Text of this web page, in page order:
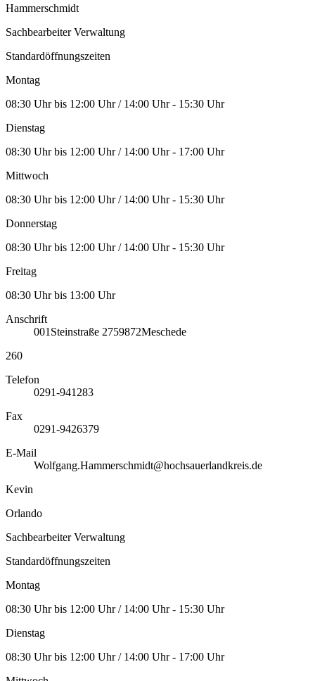
Hammerschmidt
Sachbearbeiter Verwaltung
Standardöffnungszeiten
Montag
08:30 Uhr bis 12:00 Uhr / 14:00 Uhr - 15:30 Uhr
Dienstag
08:30 Uhr bis 12:00 Uhr / 14:00 Uhr - 17:00 Uhr
Mittwoch
08:30 Uhr bis 12:00 Uhr / 14:00 Uhr - 15:30 Uhr
Donnerstag
08:30 Uhr bis 12:00 Uhr / 14:00 Uhr - 15:30 Uhr
Freitag
08:30 Uhr bis 13:00 Uhr
Anschrift
001 Steinstraße 2759872Meschede
260
Telefon
0291-941283
Fax
0291-9426379
E-Mail
Wolfgang.Hammerschmidt@hochsauerlandkreis.de
Kevin
Orlando
Sachbearbeiter Verwaltung
Standardöffnungszeiten
Montag
08:30 Uhr bis 12:00 Uhr / 14:00 Uhr - 15:30 Uhr
Dienstag
08:30 Uhr bis 12:00 Uhr / 14:00 Uhr - 17:00 Uhr